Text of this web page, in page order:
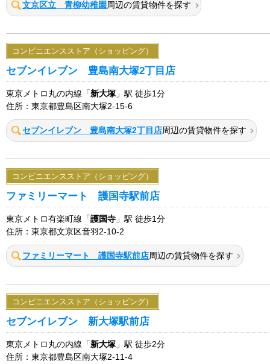
文京区立 青柳幼稚園 周辺の賃貸物件を探す
コンビニエンスストア（ショッピング）
セブンイレブン 豊島南大塚2丁目店
東京メトロ丸の内線「 新大塚 」駅 徒歩1分
住所：東京都豊島区南大塚2-15-6
セブンイレブン 豊島南大塚2丁目店周辺の賃貸物件を探す
コンビニエンスストア（ショッピング）
ファミリーマート 護国寺駅前店
東京メトロ有楽町線「 護国寺 」駅 徒歩1分
住所：東京都文京区音羽2-10-2
ファミリーマート 護国寺駅前店周辺の賃貸物件を探す
コンビニエンスストア（ショッピング）
セブンイレブン 新大塚駅前店
東京メトロ丸の内線「 新大塚 」駅 徒歩2分
住所：東京都豊島区南大塚2-11-4